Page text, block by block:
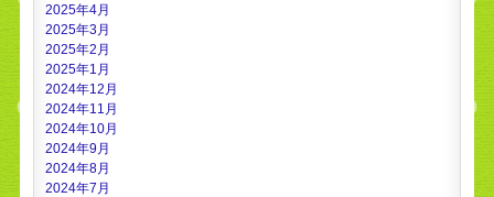
2025年4月
2025年3月
2025年2月
2025年1月
2024年12月
2024年11月
2024年10月
2024年9月
2024年8月
2024年7月